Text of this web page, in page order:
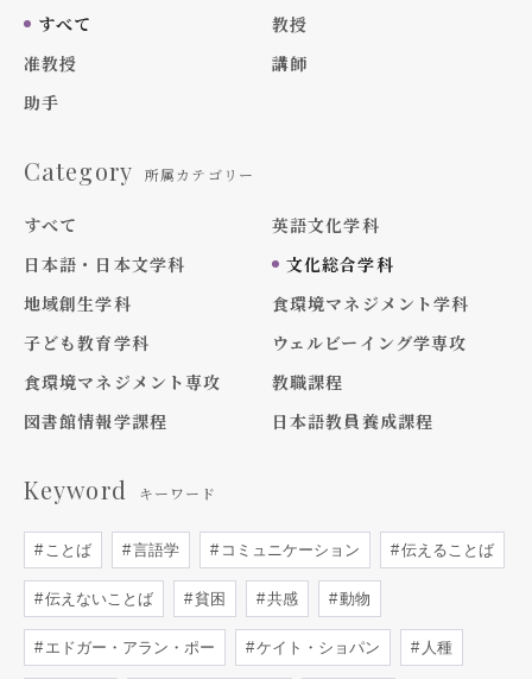
すべて
教授
准教授
講師
助手
Category 所属カテゴリー
すべて
英語文化学科
日本語・日本文学科
文化総合学科
地域創生学科
食環境マネジメント学科
子ども教育学科
ウェルビーイング学専攻
食環境マネジメント専攻
教職課程
図書館情報学課程
日本語教員養成課程
Keyword キーワード
ことば 言語学 コミュニケーション 伝えることば
伝えないことば 貧困 共感 動物
エドガー・アラン・ポー ケイト・ショパン 人種